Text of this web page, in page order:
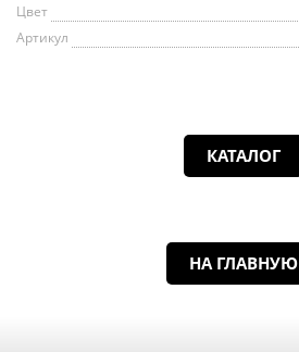
Цвет
Артикул
КАТАЛОГ
НА ГЛАВНУЮ